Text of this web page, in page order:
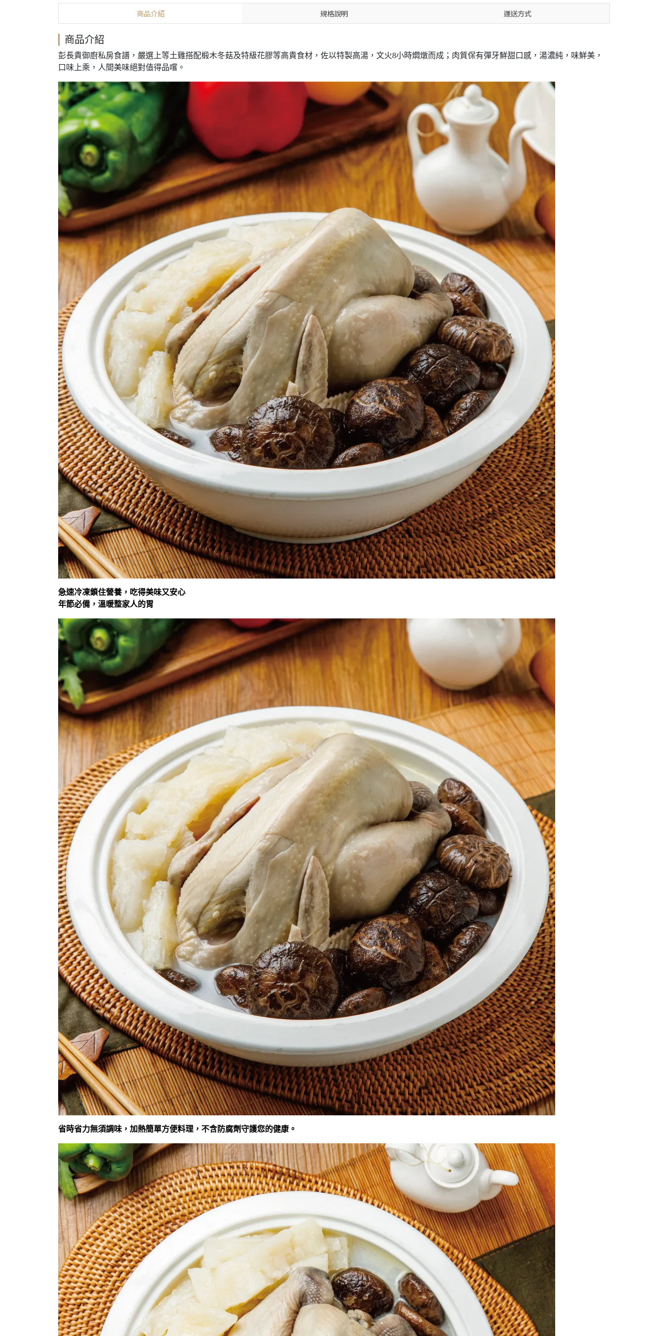
商品介紹 規格說明 運送方式
商品介紹
彭長貴御廚私房食譜，嚴選上等土雞搭配椴木冬菇及特級花膠等高貴食材，佐以特製高湯，文火8小時燜燉而成；肉質保有彈牙鮮甜口感，湯濃純，味鮮美，
口味上乘，人間美味絕對值得品嚐。
急速冷凍鎖住營養，吃得美味又安心
年節必備，溫暖整家人的胃
省時省力無須調味，加熱簡單方便料理，不含防腐劑守護您的健康。